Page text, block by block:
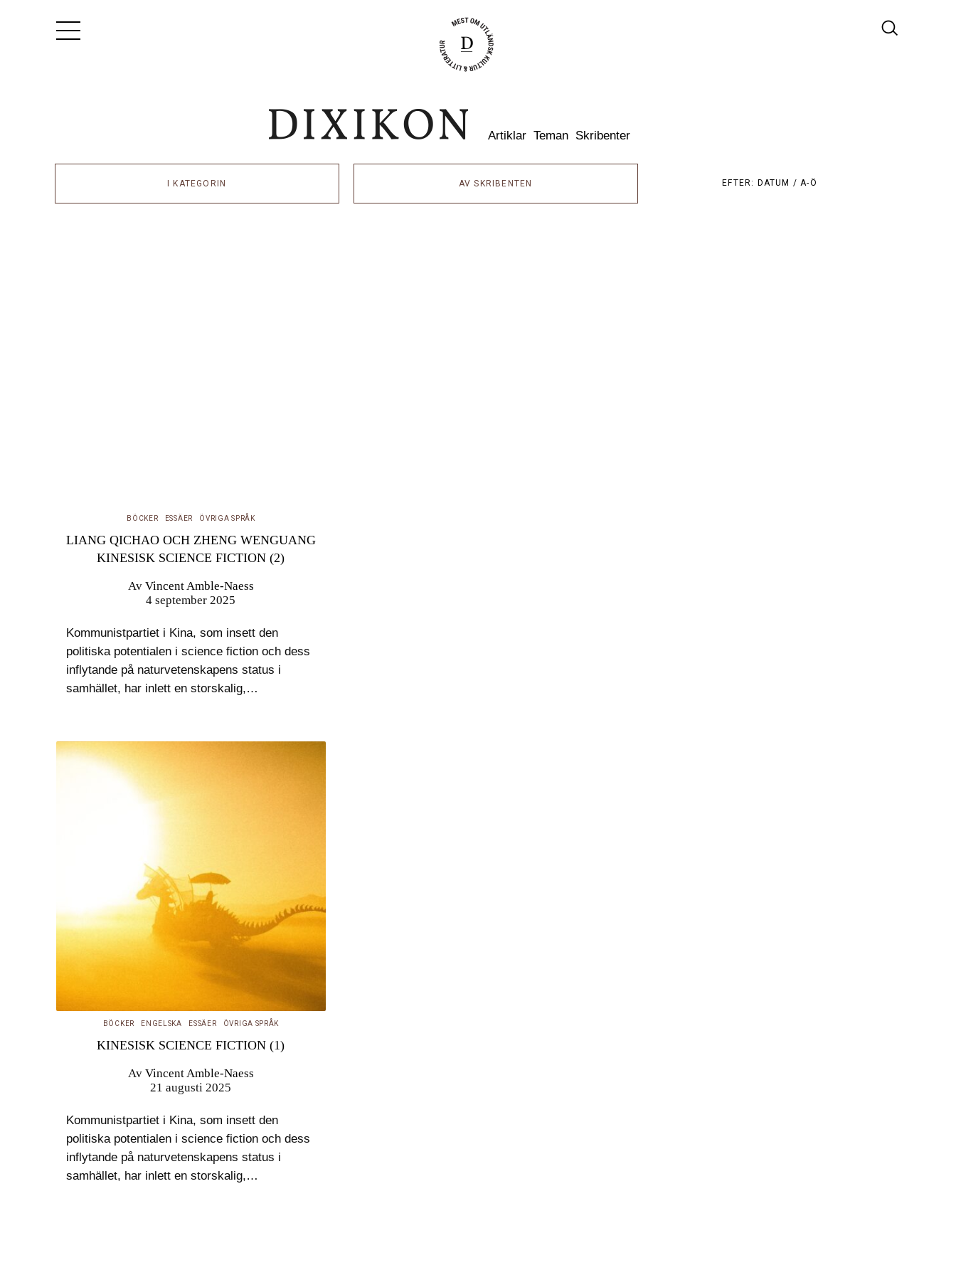
Dixikon
Artiklar Teman Skribenter
I KATEGORIN AV SKRIBENTEN EFTER: DATUM / A-Ö
BÖCKER ESSÄER ÖVRIGA SPRÅK
LIANG QICHAO OCH ZHENG WENGUANG
KINESISK SCIENCE FICTION (2)
Av Vincent Amble-Naess
4 september 2025
Kommunistpartiet i Kina, som insett den
politiska potentialen i science fiction och dess
inflytande på naturvetenskapens status i
samhället, har inlett en storskalig,
och Zheng Wenguang och om…
BÖCKER ENGELSKA ESSÄER ÖVRIGA SPRÅK
KINESISK SCIENCE FICTION (1)
Av Vincent Amble-Naess
21 augusti 2025
Kommunistpartiet i Kina, som insett den
politiska potentialen i science fiction och dess
inflytande på naturvetenskapens status i
samhället, har inlett en storskalig,